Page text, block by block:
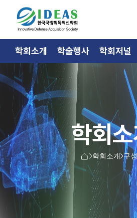
학회소
학회소개 구
학회소개 학술행사 학회저널